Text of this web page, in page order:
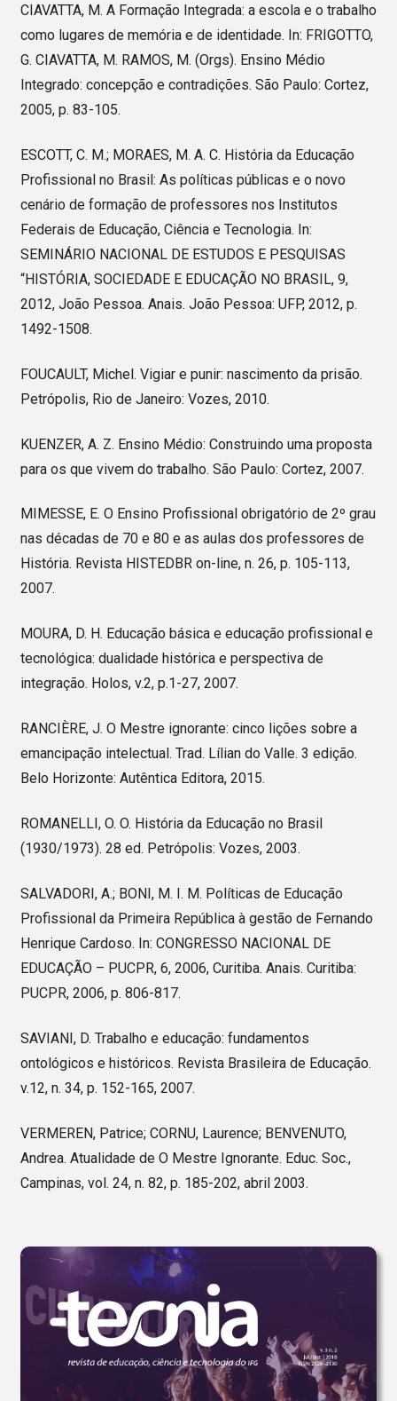
CIAVATTA, M. A Formação Integrada: a escola e o trabalho
como lugares de memória e de identidade. In: FRIGOTTO,
G. CIAVATTA, M. RAMOS, M. (Orgs). Ensino Médio
Integrado: concepção e contradições. São Paulo: Cortez,
2005, p. 83-105.
ESCOTT, C. M.; MORAES, M. A. C. História da Educação
Profissional no Brasil: As políticas públicas e o novo
cenário de formação de professores nos Institutos
Federais de Educação, Ciência e Tecnologia. In:
SEMINÁRIO NACIONAL DE ESTUDOS E PESQUISAS
“HISTÓRIA, SOCIEDADE E EDUCAÇÃO NO BRASIL, 9,
2012, João Pessoa. Anais. João Pessoa: UFP, 2012, p.
1492-1508.
FOUCAULT, Michel. Vigiar e punir: nascimento da prisão.
Petrópolis, Rio de Janeiro: Vozes, 2010.
KUENZER, A. Z. Ensino Médio: Construindo uma proposta
para os que vivem do trabalho. São Paulo: Cortez, 2007.
MIMESSE, E. O Ensino Profissional obrigatório de 2º grau
nas décadas de 70 e 80 e as aulas dos professores de
História. Revista HISTEDBR on-line, n. 26, p. 105-113,
2007.
MOURA, D. H. Educação básica e educação profissional e
tecnológica: dualidade histórica e perspectiva de
integração. Holos, v.2, p.1-27, 2007.
RANCIÈRE, J. O Mestre ignorante: cinco lições sobre a
emancipação intelectual. Trad. Lílian do Valle. 3 edição.
Belo Horizonte: Autêntica Editora, 2015.
ROMANELLI, O. O. História da Educação no Brasil
(1930/1973). 28 ed. Petrópolis: Vozes, 2003.
SALVADORI, A.; BONI, M. I. M. Políticas de Educação
Profissional da Primeira República à gestão de Fernando
Henrique Cardoso. In: CONGRESSO NACIONAL DE
EDUCAÇÃO – PUCPR, 6, 2006, Curitiba. Anais. Curitiba:
PUCPR, 2006, p. 806-817.
SAVIANI, D. Trabalho e educação: fundamentos
ontológicos e históricos. Revista Brasileira de Educação.
v.12, n. 34, p. 152-165, 2007.
VERMEREN, Patrice; CORNU, Laurence; BENVENUTO,
Andrea. Atualidade de O Mestre Ignorante. Educ. Soc.,
Campinas, vol. 24, n. 82, p. 185-202, abril 2003.